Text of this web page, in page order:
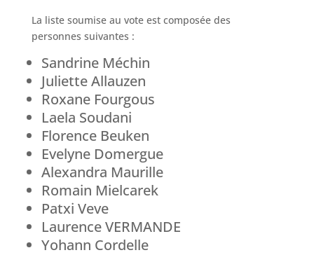
La liste soumise au vote est composée des
personnes suivantes :
Sandrine Méchin
Juliette Allauzen
Roxane Fourgous
Laela Soudani
Florence Beuken
Evelyne Domergue
Alexandra Maurille
Romain Mielcarek
Patxi Veve
Laurence VERMANDE
Yohann Cordelle